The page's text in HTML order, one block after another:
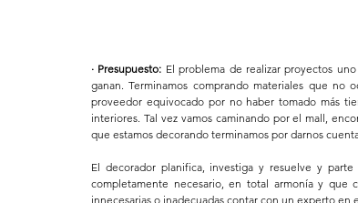
· Presupuesto: El problema de realizar proyectos
ganan. Terminamos comprando materiales que no
proveedor equivocado por no haber tomado más
interiores. Tal vez vamos caminando por el mall,
que estamos decorando terminamos por darnos
El decorador planifica, investiga y resuelve y
completamente necesario, en total armonía y que
innecesarias o inadecuadas contar con un experto